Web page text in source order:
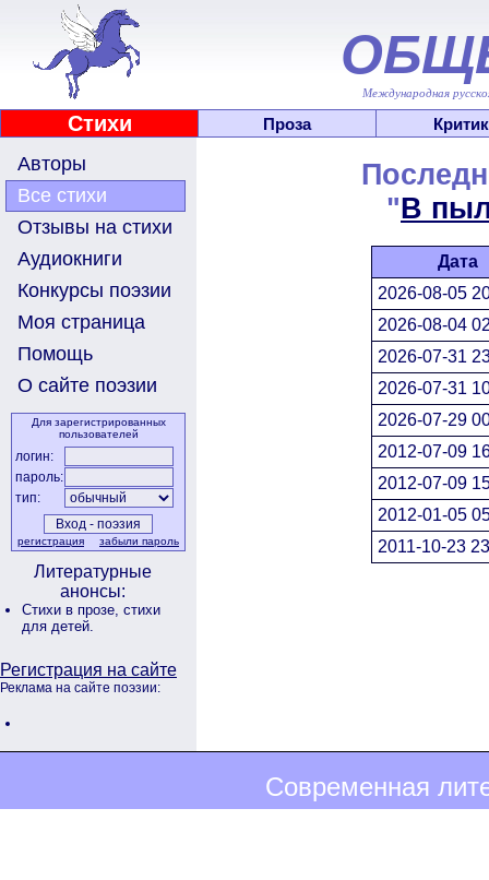
Международная
Стихи Проза
Авторы
Все стихи
Отзывы на стихи
Аудиокниги
Конкурсы поэзии
Моя страница
Помощь
О сайте поэзии
Для зарегистрированных
пользователей
логин:
пароль:
тип:
регистрация забыли пароль
Литературные
анонсы:
Стихи в прозе, стихи
для детей.
Регистрация на сайте
Реклама на сайте поэзии:
"В
Дата
2026-08-05
2026-08-04
2026-07-31
2026-07-31
2026-07-29
2012-07-09
2012-07-09
2012-01-05
2011-10-23
Современная